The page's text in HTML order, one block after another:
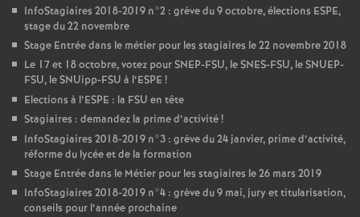
InfoStagiaires 2018-2019 n°2 : grève du 9 octobre, élections ESPE,
stage du 22 novembre
Stage Entrée dans le métier pour les stagiaires le 22 novembre 2018
Le 17 et 18 octobre, votez pourSNEP-FSU, leSNES-FSU, leSNUEP-
FSU, le SNUipp-FSU à l’ESPE !
Elections à l’ESPE : la FSU en tête
Stagiaires : demandez la prime d’activité!
InfoStagiaires 2018-2019 n°3 : grève du 24 janvier, prime d’activité,
réforme du lycée et de la formation
Stage Entrée dans le Métier pour les stagiaires le 26 mars 2019
InfoStagiaires 2018-2019 n°4 : grève du 9 mai, jury et titularisation,
conseils pour l’année prochaine